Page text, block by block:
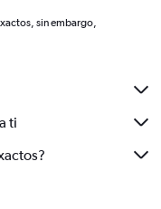
sin embargo,
ti